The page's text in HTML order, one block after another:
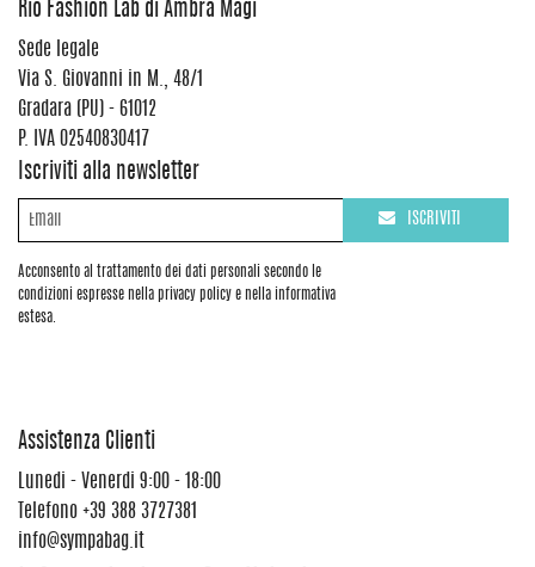
Rio Fashion Lab di Ambra Magi
Sede legale
Via S. Giovanni in M., 48/1
Gradara (PU) - 61012
P. IVA 02540830417
Iscriviti alla newsletter
Acconsento al trattamento dei dati personali secondo le
condizioni espresse nella privacy policy e nella informativa
estesa.
ISCRIVITI
Assistenza Clienti
Lunedi - Venerdi 9:00 - 18:00
Telefono +39 388 3727381
info@sympabag.it